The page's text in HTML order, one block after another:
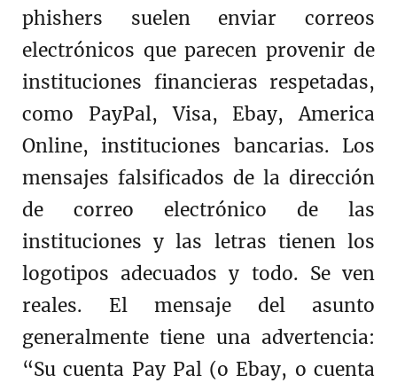
phishers suelen enviar correos
electrónicos que parecen provenir de
instituciones financieras respetadas,
como PayPal, Visa, Ebay, America
Online, instituciones bancarias. Los
mensajes falsificados de la dirección
de correo electrónico de las
instituciones y las letras tienen los
logotipos adecuados y todo. Se ven
reales. El mensaje del asunto
generalmente tiene una advertencia:
“Su cuenta Pay Pal (o Ebay, o cuenta